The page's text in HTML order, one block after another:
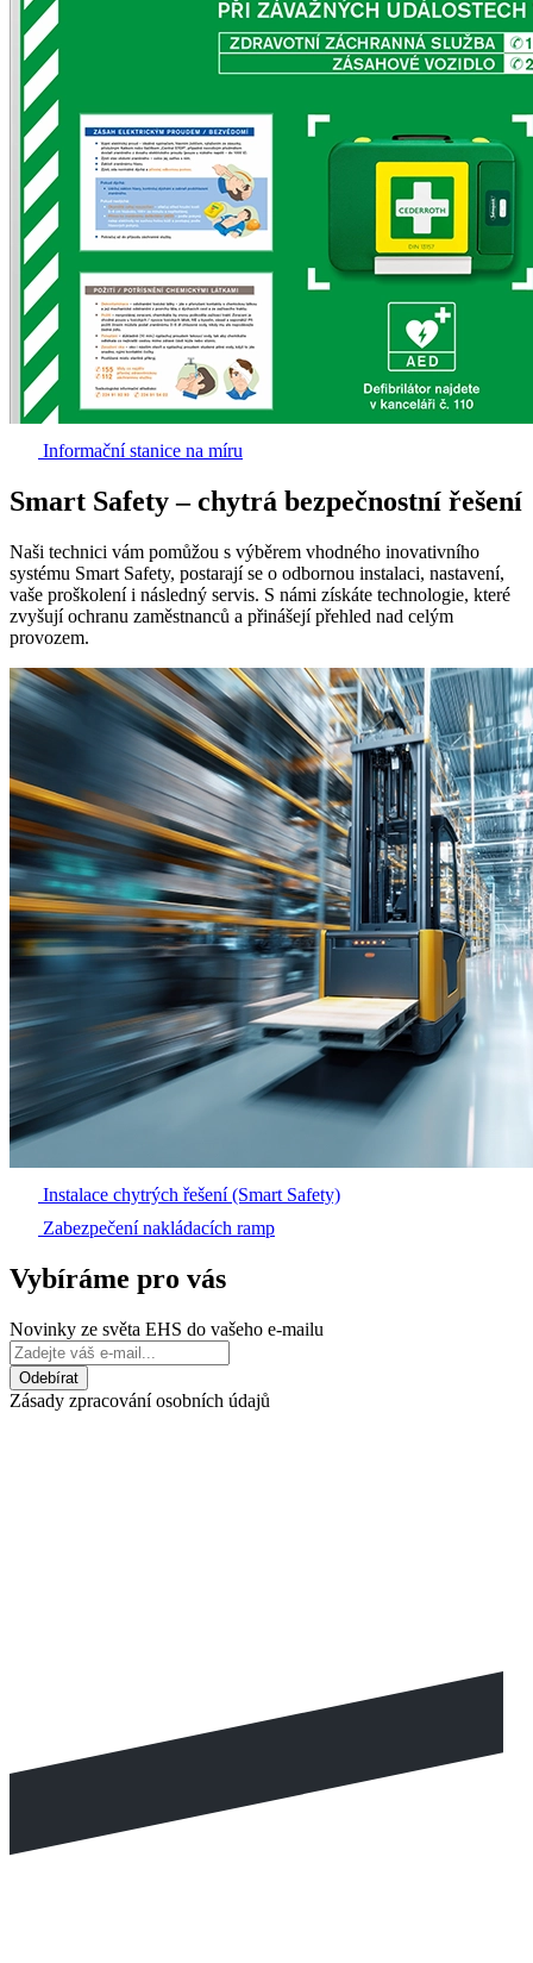
Informační stanice na míru
Smart Safety – chytrá bezpečnostní řešení
Naši technici vám pomůžou s výběrem vhodného inovativního
systému Smart Safety, postarají se o odbornou instalaci, nastavení,
vaše proškolení i následný servis. S námi získáte technologie, které
zvyšují ochranu zaměstnanců a přinášejí přehled nad celým
provozem.
Instalace chytrých řešení (Smart Safety)
Zabezpečení nakládacích ramp
Vybíráme pro vás
Novinky ze světa EHS do vašeho e-mailu
Zásady zpracování osobních údajů